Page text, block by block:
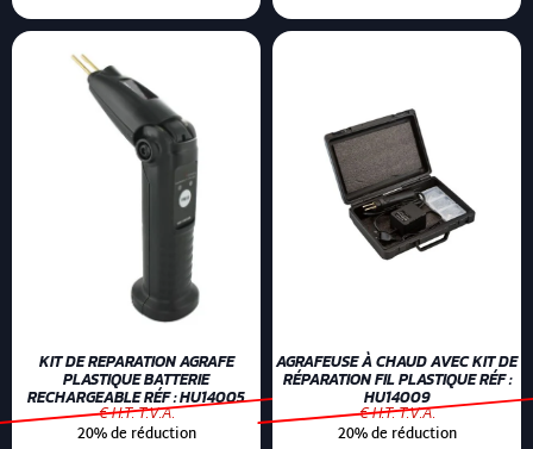
KIT DE REPARATION AGRAFE
PLASTIQUE BATTERIE
RECHARGEABLE RÉF : HU14005
€ H.T. T.V.A.
20% de réduction
AGRAFEUSE À CHAUD AVEC KIT DE
RÉPARATION FIL PLASTIQUE RÉF :
HU14009
€ H.T. T.V.A.
20% de réduction